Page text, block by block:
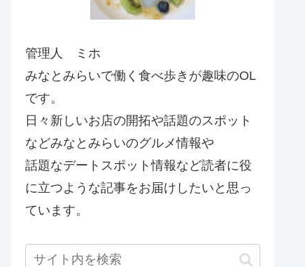
管理人 ミホ
みなとみらいで働く食べ歩きが趣味のOL
です。
日々新しいお店の開拓や話題のスポット
などみなとみらいのグルメ情報や
話題なデートスポット情報など読者に役
に立つような記事をお届けしたいと思っ
ています。